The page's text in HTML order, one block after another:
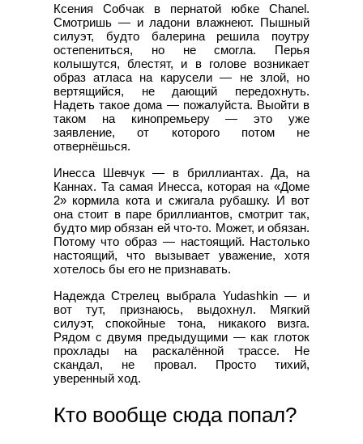
Ксения Собчак в пернатой юбке Chanel.
Смотришь — и ладони влажнеют. Пышный
силуэт, будто балерина решила поутру
остепениться, но не смогла. Перья
колышутся, блестят, и в голове возникает
образ атласа на карусели — не злой, но
вертящийся, не дающий передохнуть.
Надеть такое дома — пожалуйста. Выойти в
таком на кинопремьеру — это уже
заявление, от которого потом не
отвернёшься.
Инесса Шевчук — в бриллиантах. Да, на
Каннах. Та самая Инесса, которая на «Доме
2» кормила кота и сжигала рубашку. И вот
она стоит в паре бриллиантов, смотрит так,
будто мир обязан ей что-то. Может, и обязан.
Потому что образ — настоящий. Настолько
настоящий, что вызывает уважение, хотя
хотелось бы его не признавать.
Надежда Стрелец выбрала Yudashkin — и
вот тут, признаюсь, выдохнул. Мягкий
силуэт, спокойные тона, никакого визга.
Рядом с двумя предыдущими — как глоток
прохлады на раскалённой трассе. Не
скандал, не провал. Просто тихий,
уверенный ход.
Кто вообще сюда попал?